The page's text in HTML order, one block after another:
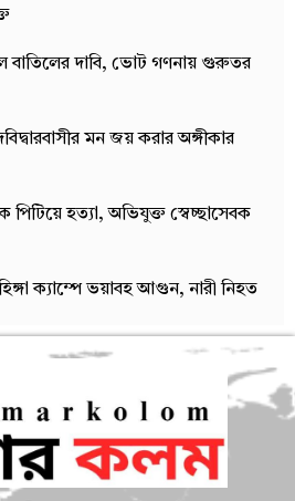
বাতিলের দাবি, ভোট গণনায় গুরুতর
মন জয় করার অঙ্গীকার
পিটিয়ে হত্যা, অভিযুক্ত স্বেচ্ছাসেবক
ক্যাম্পে ভয়াবহ আগুন, নারী নিহত